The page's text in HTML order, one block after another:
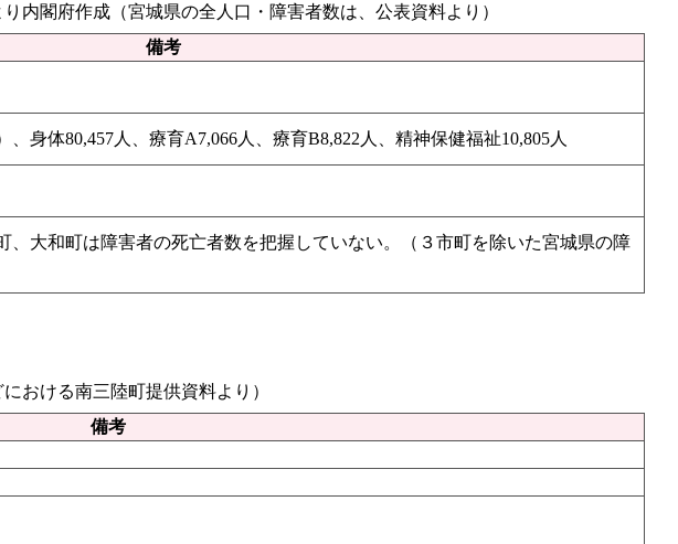
内閣府作成（宮城県の全人口・障害者数は、公表資料より）
備考
身体80,457人、療育A7,066人、療育B8,822人、精神保健福祉10,805人
、大和町は障害者の死亡者数を把握していない。（３市町を除いた宮城県の障
おける南三陸町提供資料より）
備考